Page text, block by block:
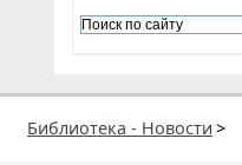
Библиотека - Новости >